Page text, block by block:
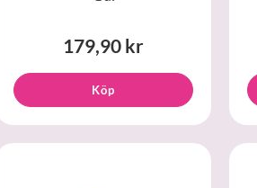
179,90 kr
Köp